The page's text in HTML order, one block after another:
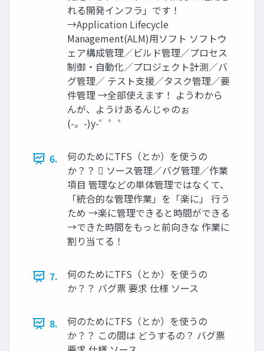
れる開発インフラ」です！
→Application Lifecycle
Management(ALM)用ソフト ソフトウ
ェア構成管理／ビルド管理／プロセス
制御・自動化／プロジェクト計測／バ
グ管理／ テスト支援／タスク管理／要
件管理 →全部使えます！ ようわから
んが、ようけあるんじゃのぉ
(-。-)y-゜゜゜
6.
何のためにTFS（とか）を使うの
か？？  ソース管理／バグ管理／作業
項目 管理などの単体管理ではなくて、
「統合的な管理作業」を「楽に」 行う
ため →楽に管理できると時間ができる
→できた時間をもっと前向きな 作業に
割り当てる！
7.
何のためにTFS（とか）を使うの
か？？ バグ票 要求 仕様 ソース
8.
何のためにTFS（とか）を使うの
か？？ この間は どうするの？ バグ票